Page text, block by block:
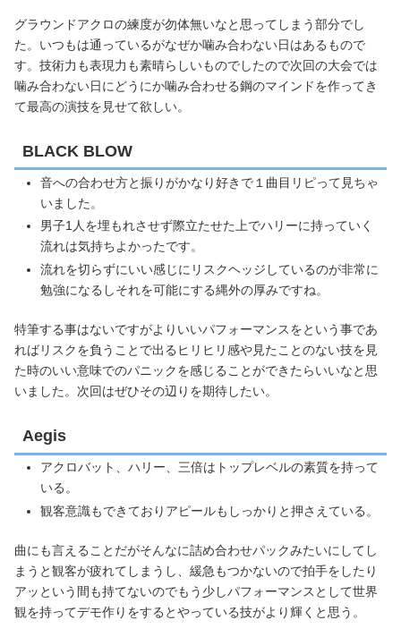
グラウンドアクロの練度が勿体無いなと思ってしまう部分でし
た。いつもは通っているがなぜか噛み合わない日はあるもので
す。技術力も表現力も素晴らしいものでしたので次回の大会では
噛み合わない日にどうにか噛み合わせる鋼のマインドを作ってき
て最高の演技を見せて欲しい。
BLACK BLOW
音への合わせ方と振りがかなり好きで１曲目リピって見ちゃ
いました。
男子1人を埋もれさせず際立たせた上でハリーに持っていく
流れは気持ちよかったです。
流れを切らずにいい感じにリスクヘッジしているのが非常に
勉強になるしそれを可能にする縄外の厚みですね。
特筆する事はないですがよりいいパフォーマンスをという事であ
ればリスクを負うことで出るヒリヒリ感や見たことのない技を見
た時のいい意味でのパニックを感じることができたらいいなと思
いました。次回はぜひその辺りを期待したい。
Aegis
アクロバット、ハリー、三倍はトップレベルの素質を持って
いる。
観客意識もできておりアピールもしっかりと押さえている。
曲にも言えることだがそんなに詰め合わせパックみたいにしてし
まうと観客が疲れてしまうし、緩急もつかないので拍手をしたり
アッという間も持てないのでもう少しパフォーマンスとして世界
観を持ってデモ作りをするとやっている技がより輝くと思う。